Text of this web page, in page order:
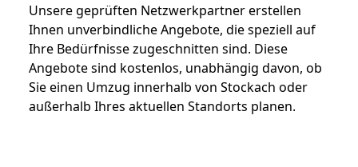
Unsere geprüften Netzwerkpartner erstellen
Ihnen unverbindliche Angebote, die speziell auf
Ihre Bedürfnisse zugeschnitten sind. Diese
Angebote sind kostenlos, unabhängig davon, ob
Sie einen Umzug innerhalb von Stockach oder
außerhalb Ihres aktuellen Standorts planen.